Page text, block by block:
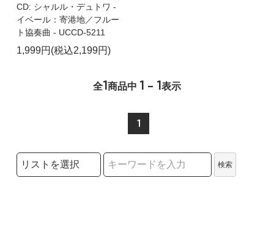
CD: シャルル・デュトワ -
イベール：寄港地／フルー
ト協奏曲 - UCCD-5211
1,999円(税込2,199円)
全1商品中 1 - 1表示
1
検索リストの選択
検索